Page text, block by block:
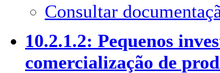
Consultar
10.2.1.2: Pequenos
comercialização de